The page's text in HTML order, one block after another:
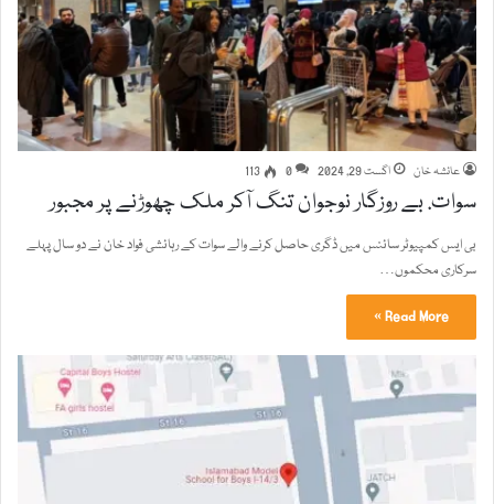
عائشہ خان اگست 29, 2024 0
113
سوات. بے روزگار نوجوان تنگ آکر ملک چھوڑنے پر مجبور
بی ایس کمپیوٹر سائنس میں ڈگری حاصل کرنے والے سوات کے رہائشی فواد خان نے دو سال پہلے
سرکاری محکموں…
Read More »